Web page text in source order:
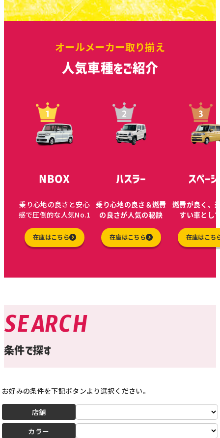
オールメーカー取り揃え
人気車種をご紹介
NBOX
乗り心地の良さと安心
感で圧倒的な人気No.1
在庫はこちら
ハスラー
乗り心地の良さ＆燃費
の良さが人気の秘訣
在庫はこちら
スペー
燃費が良く、
すい車とし
在庫はこち
SEARCH
条件で探す
お好みの条件を下記ボタンより選択ください。
店舗
カラー